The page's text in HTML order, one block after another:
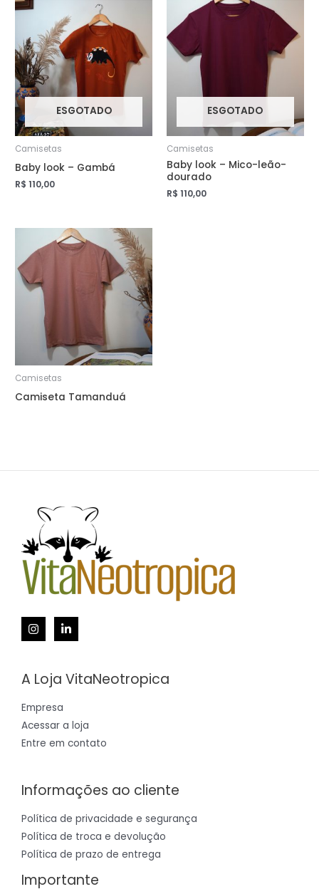
ESGOTADO
Camisetas
Baby look – Gambá
R$ 110,00
ESGOTADO
Camisetas
Baby look – Mico-leão-
dourado
R$ 110,00
Camisetas
Camiseta Tamanduá
A Loja VitaNeotropica
Empresa
Acessar a loja
Entre em contato
Informações ao cliente
Política de privacidade e segurança
Política de troca e devolução
Política de prazo de entrega
Importante